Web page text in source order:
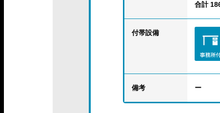
合計
付帯設備
備考 ー